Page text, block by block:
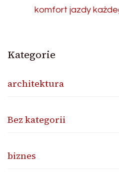
komfort jazdy
Kategorie
architektura
Bez kategorii
biznes